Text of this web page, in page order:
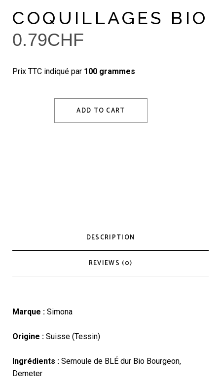
COQUILLAGES BIO
0.79CHF
Prix TTC indiqué par 100 grammes
ADD TO CART
DESCRIPTION
REVIEWS (0)
Marque : Simona
Origine : Suisse (Tessin)
Ingrédients : Semoule de BLÉ dur Bio Bourgeon,
Demeter